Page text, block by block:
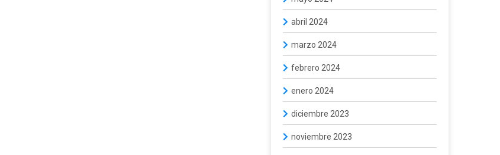
abril 2024
marzo 2024
febrero 2024
enero 2024
diciembre 2023
noviembre 2023